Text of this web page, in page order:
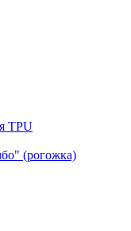
TPU
(рогожка)